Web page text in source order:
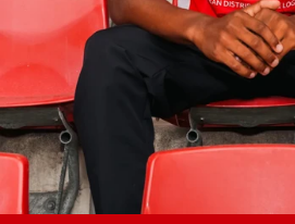
Jong AZ
Seizoenkaart